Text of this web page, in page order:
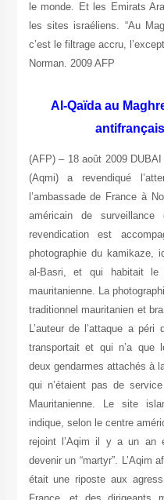
le monde. Et les Emirats
les sites israéliens. “Au
c’est le filtrage accru,
Norman. 2009 AFP
Al-Qaïda au
(AFP) – 18 août 2009
(Aqmi) a revendiqué
l’ambassade de France à
américain de
revendication est
photographie du kamikaze,
al-Basri, et qui habitait le
mauritanienne. La
traditionnel mauritanien et
L’auteur de l’attaque a péri
transportait et qui n’a que
deux gendarmes attachés à
qui n’étaient pas de
Mauritanienne. Le site
indique, selon le centre
rejoint l’Aqim il y a un an
devenir un “martyr”. L’Aqim
était une riposte aux